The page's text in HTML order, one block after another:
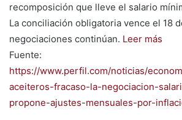
recomposición que lleve el salario
La conciliación obligatoria vence el 18
negociaciones continúan. Leer más
Fuente:
https://www.perfil.com/noticias/
aceiteros-fracaso-la-negociacion-
propone-ajustes-mensuales-por-